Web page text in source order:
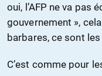
oui, l’AFP ne va pas
gouvernement »,
barbares, ce sont
C’est comme pour